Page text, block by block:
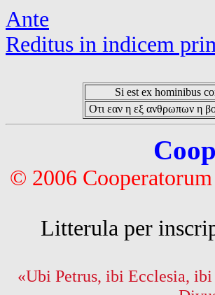
Ante
Reditus in indicem
Si est ex hominibus
Οτι εαν η εξ ανθρωπων η
© 2006
Litterula per
«Ubi Petrus, ibi Ecclesia,